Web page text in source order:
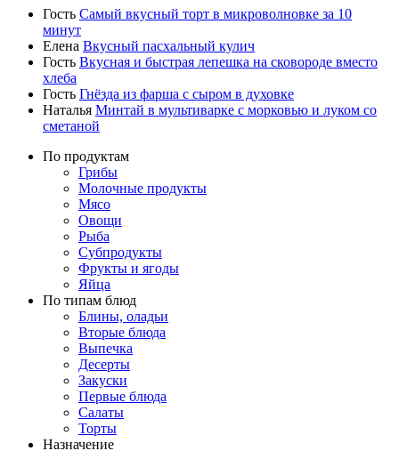
Гость Самый вкусный торт в микроволновке за 10
минут
Елена Вкусный пасхальный кулич
Гость Вкусная и быстрая лепешка на сковороде вместо
хлеба
Гость Гнёзда из фарша с сыром в духовке
Наталья Минтай в мультиварке с морковью и луком со
сметаной
По продуктам
Грибы
Молочные продукты
Мясо
Овощи
Рыба
Субпродукты
Фрукты и ягоды
Яйца
По типам блюд
Блины, оладьи
Вторые блюда
Выпечка
Десерты
Закуски
Первые блюда
Салаты
Торты
Назначение